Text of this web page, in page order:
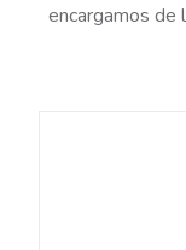
encargamos de